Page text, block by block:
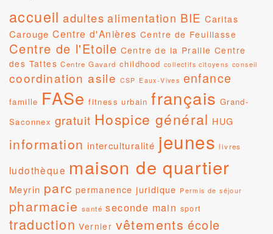
accueil adultes alimentation BIE Caritas
Carouge Centre d'Anières Centre de Feuillasse
Centre de l'Etoile Centre de la Praille Centre
des Tattes Centre Gavard childhood collectifs citoyens conseil
coordination asile CSP Eaux-Vives enfance
famille FASe fitness urbain français Grand-
Saconnex gratuit Hospice général HUG
information interculturalité jeunes livres
ludothèque maison de quartier
Meyrin parc permanence juridique Permis de séjour
pharmacie santé seconde main sport
traduction Vernier vêtements école